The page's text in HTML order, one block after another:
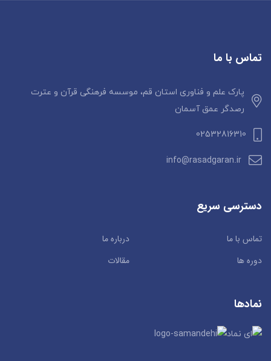
تماس با ما
پارک علم و فناوری استان قم، موسسه فرهنگی قرآن و عترت
رصدگر عمق آسمان
02532816310
info@rasadgaran.ir
دسترسی سریع
تماس با ما
درباره ما
دوره ها
مقالات
نمادها